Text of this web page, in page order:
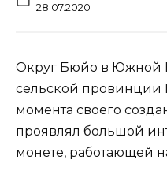
28.07.2020
Округ Бюйо в Южной
сельской провинции
момента своего
проявлял большой
монете, работающей